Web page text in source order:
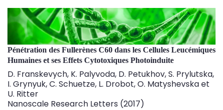
Pénétration des Fullerènes C60 dans les Cellules Leucémiques
Humaines et ses Effets Cytotoxiques Photoinduite
D. Franskevych, K. Palyvoda, D. Petukhov, S. Prylutska,
I. Grynyuk, C. Schuetze, L. Drobot, O. Matyshevska et
U. Ritter
Nanoscale Research Letters (2017)